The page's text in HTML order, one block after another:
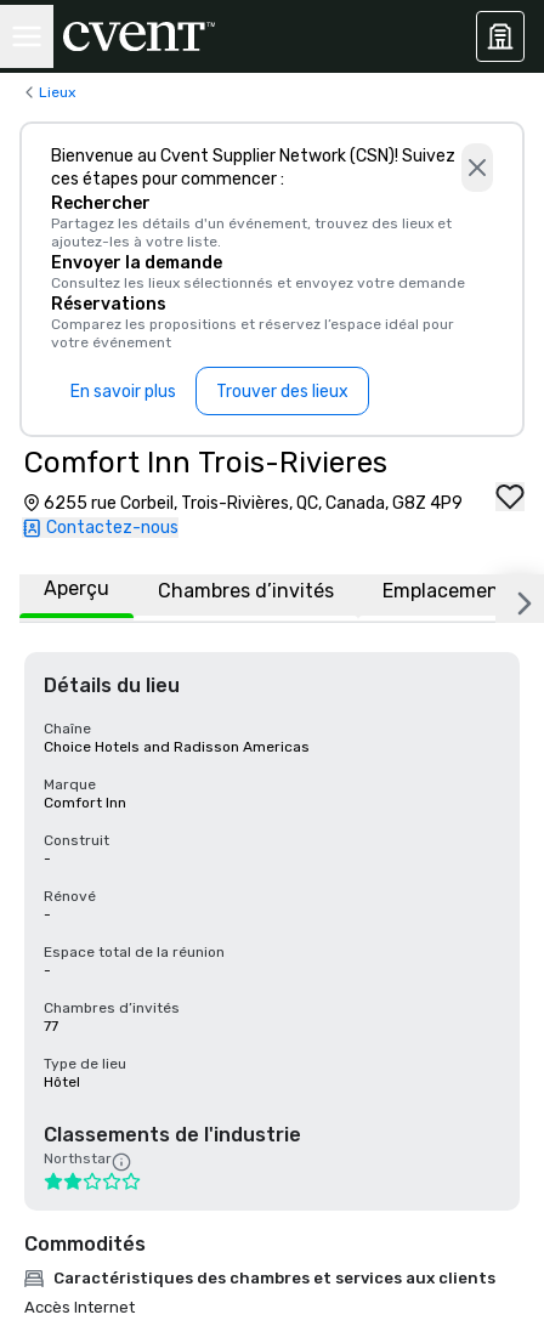
Lieux
Bienvenue au Cvent Supplier Network (CSN)! Suivez
ces étapes pour commencer :
Rechercher
Partagez les détails d'un événement, trouvez des lieux et
ajoutez-les à votre liste.
Envoyer la demande
Consultez les lieux sélectionnés et envoyez votre demande
Réservations
Comparez les propositions et réservez l’espace idéal pour
votre événement
En savoir plus Trouver des lieux
Comfort Inn Trois-Rivieres
6255 rue Corbeil, Trois-Rivières, QC, Canada, G8Z 4P9
Contactez-nous
Aperçu Chambres d’invités Emplacement
Détails du lieu
Chaîne
Choice Hotels and Radisson Americas
Marque
Comfort Inn
Construit
-
Rénové
-
Espace total de la réunion
-
Chambres d’invités
77
Type de lieu
Hôtel
Classements de l'industrie
Northstar
Commodités
Caractéristiques des chambres et services aux clients
Accès Internet